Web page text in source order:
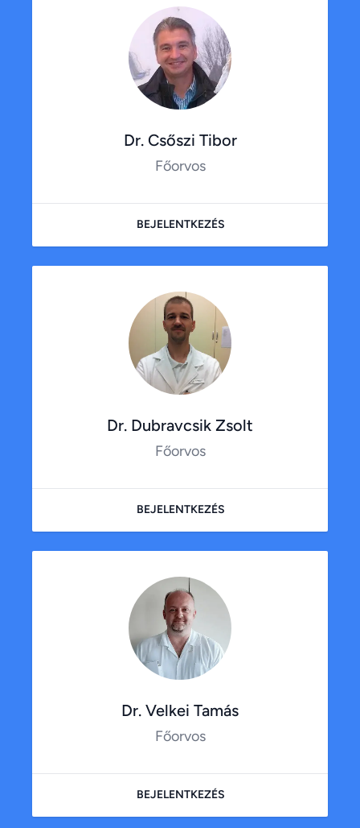
Dr. Csőszi Tibor
Főorvos
BEJELENTKEZÉS
Dr. Dubravcsik Zsolt
Főorvos
BEJELENTKEZÉS
Dr. Velkei Tamás
Főorvos
BEJELENTKEZÉS